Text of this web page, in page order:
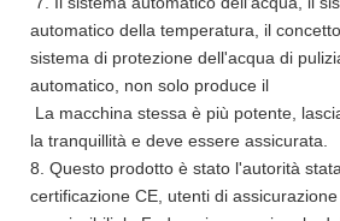
automatico della temperatura, il
sistema di protezione dell'acqua di
automatico, non solo produce il
La macchina stessa è più potente,
la tranquillità e deve essere assicurata.
8. Questo prodotto è stato l'autorità
certificazione CE, utenti di